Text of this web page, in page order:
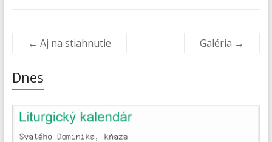
← Aj na stiahnutie Galéria →
Dnes